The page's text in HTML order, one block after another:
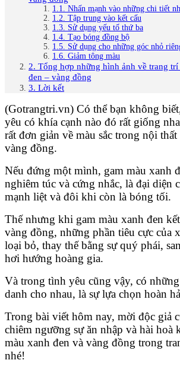
1.1. Nhấn mạnh vào những chi tiết
1.2. Tập trung vào kết cấu
1.3. Sử dụng yếu tố thứ ba
1.4. Tạo bóng đồng bộ
1.5. Sử dụng cho những góc nhỏ
1.6. Giảm tông màu
2. Tổng hợp những hình ảnh về trang
đen – vàng đồng
3. Lời kết
(Gotrangtri.vn) Có thể bạn không
yêu có khía cạnh nào đó rất giống
rất đơn giản về màu sắc trong nội
vàng đồng.
Nếu đứng một mình, gam màu xanh
nghiêm túc và cứng nhắc, là đại diện
mạnh liệt và đôi khi còn là bóng tối.
Thế nhưng khi gam màu xanh đen
vàng đồng, những phần tiêu cực của
loại bỏ, thay thế bằng sự quý phái,
hơi hướng hoàng gia.
Và trong tình yêu cũng vậy, có
danh cho nhau, là sự lựa chọn hoàn
Trong bài viết hôm nay, mời độc giả
chiêm ngưỡng sự ăn nhập và hài hoà
màu xanh đen và vàng đồng trong
nhé!